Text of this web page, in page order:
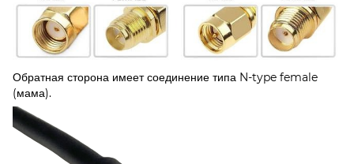
Обратная сторона имеет соединение типа N-type female
(мама).